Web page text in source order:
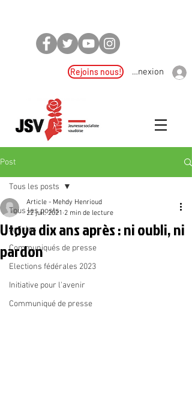
Rejoins nous! Connexion
Post
Tous les posts
Articles
Communiqués de presse
Elections fédérales 2023
Initiative pour l'avenir
Communiqué de presse
Tous les posts
Utøya dix ans après : ni oubli, ni
pardon
Article - Mehdy Henrioud
22 juil. 2021 2 min de lecture